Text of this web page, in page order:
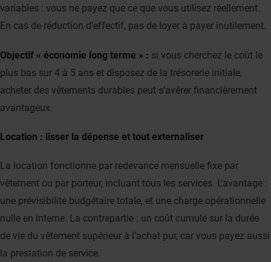
variables : vous ne payez que ce que vous utilisez réellement.
En cas de réduction d’effectif, pas de loyer à payer inutilement.
Objectif « économie long terme » : si vous cherchez le coût le
plus bas sur 4 à 5 ans et disposez de la trésorerie initiale,
acheter des vêtements durables peut s’avérer financièrement
avantageux.
Location : lisser la dépense et tout externaliser
La location fonctionne par redevance mensuelle fixe par
vêtement ou par porteur, incluant tous les services. L’avantage :
une prévisibilité budgétaire totale, et une charge opérationnelle
nulle en interne. La contrepartie : un coût cumulé sur la durée
de vie du vêtement supérieur à l’achat pur, car vous payez aussi
la prestation de service.